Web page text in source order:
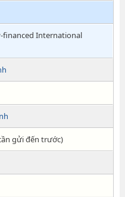
financed International
gửi đến trước)